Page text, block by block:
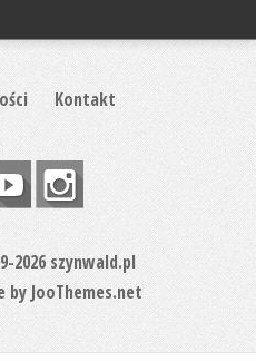
Kontakt
2026 szynwald.pl
by JooThemes.net